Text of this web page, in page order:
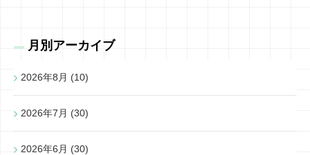
月別アーカイブ
2026年8月 (10)
2026年7月 (30)
2026年6月 (30)